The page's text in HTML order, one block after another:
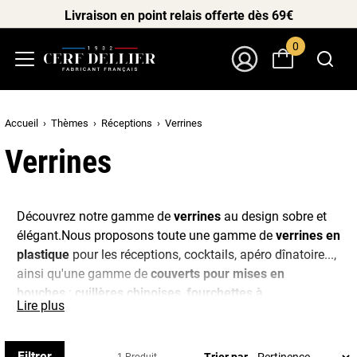
Livraison en point relais offerte dès 69€
0
Accueil Thèmes Réceptions Verrines
Verrines
Découvrez notre gamme de verrines au design sobre et
élégant.Nous proposons toute une gamme de verrines en
plastique pour les réceptions, cocktails, apéro dînatoire...,
ainsi qu'une gamme de couverts pour mises en
bouches
cuillères chinoises fourchettes à
verrines,
Sans oublier les
Lire plus